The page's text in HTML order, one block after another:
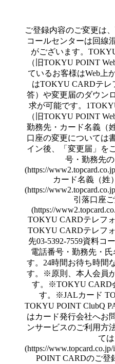
ご登録内容のご変更は
コールセンターは回線
がございます。
（旧TOKYU POINT
ているお客様はWeb上
はTOKYU CARDテレ
答）や変更届のダウン
求が可能です。
（旧TOKYU POINT
勤務先・カード名義（
口座の変更については
イン後、「変更届」を
号・勤務先
(https://
カード名義（
(https://
引落口座
(https://
TOKYU CARDテレフ
TOKYU CARDテレフ
先03-5392-7559資料コ
電話番号・勤務先・
す。24時間お待ち時間
す。※原則、本人会員
す。※TOKYU CARD
す。※JALカード
TOKYU POINT ClubQ
はカード発行会社へお
ンサービスのご利用方
て
(https://
POINT CARDのご